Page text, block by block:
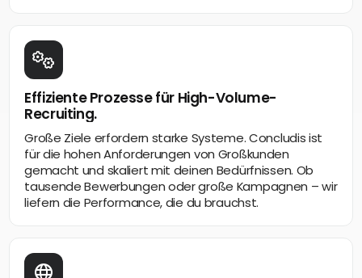
Effiziente Prozesse für High-Volume-
Recruiting.
Große Ziele erfordern starke Systeme. Concludis ist
für die hohen Anforderungen von Großkunden
gemacht und skaliert mit deinen Bedürfnissen. Ob
tausende Bewerbungen oder große Kampagnen – wir
liefern die Performance, die du brauchst.